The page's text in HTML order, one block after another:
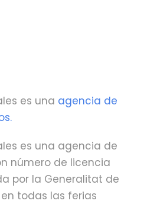
es una agencia de
es una agencia de
número de licencia
por la Generalitat de
todas las ferias